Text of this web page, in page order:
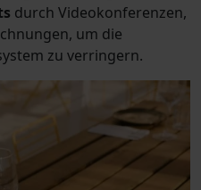
durch Videokonferenzen,
um die
zu verringern.